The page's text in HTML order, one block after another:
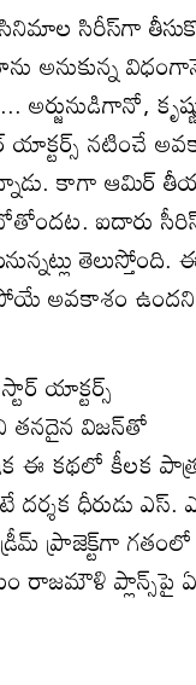
సిరీస్‌గా
అనుకున్న
యాక్టర్స్ నటించే
కాగా ఆమిర్
ఐదారు
తెలుస్తోంది.
అవకాశం ఉందని
యాక్టర్స్
తనదైన విజన్‌తో
ఈ కథలో కీలక
ధీరుడు ఎస్.
ప్రాజెక్ట్‌గా గతంలో
రాజమౌళి